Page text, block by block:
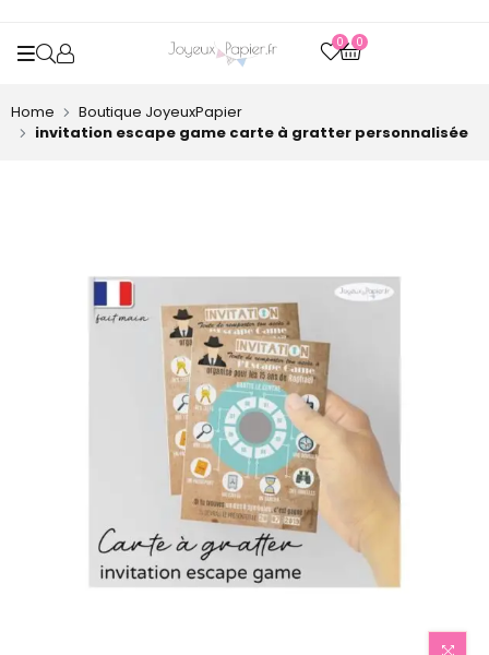
OPEN SEARCH
0 0
Home
Boutique JoyeuxPapier
invitation escape game carte à gratter personnalisée